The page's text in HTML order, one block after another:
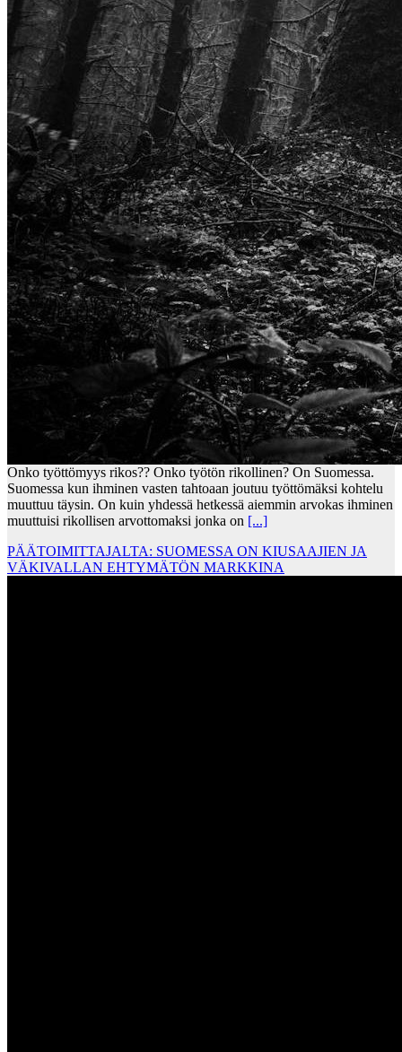
Onko työttömyys rikos?? Onko työtön rikollinen? On Suomessa.
Suomessa kun ihminen vasten tahtoaan joutuu työttömäksi kohtelu
muuttuu täysin. On kuin yhdessä hetkessä aiemmin arvokas ihminen
muuttuisi rikollisen arvottomaksi jonka on [...]
PÄÄTOIMITTAJALTA: SUOMESSA ON KIUSAAJIEN JA
VÄKIVALLAN EHTYMÄTÖN MARKKINA